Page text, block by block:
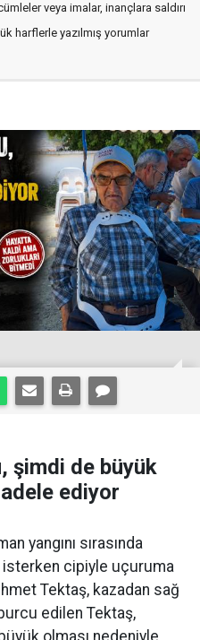
veya imalar, inançlara saldırı
harflerle yazılmış yorumlar
şimdi de büyük
ediyor
yangını sırasında
cipiyle uçuruma
Tektaş, kazadan sağ
edilen Tektaş,